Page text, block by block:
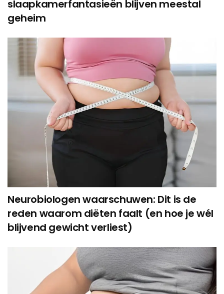
slaapkamerfantasieën blijven meestal
geheim
Neurobiologen waarschuwen: Dit is de
reden waarom diëten faalt (en hoe je wél
blijvend gewicht verliest)